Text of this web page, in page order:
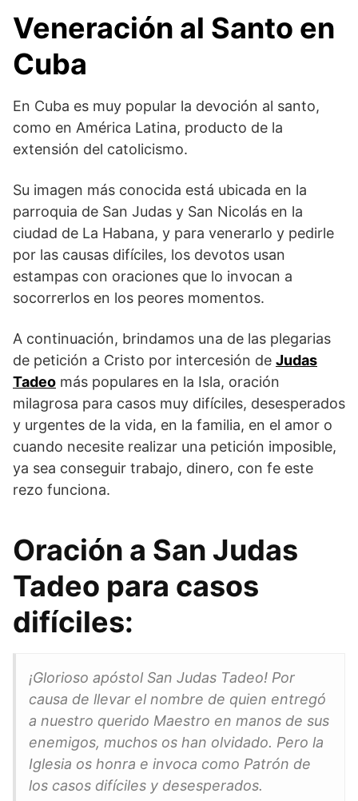
Veneración al Santo en
Cuba
En Cuba es muy popular la devoción al santo,
como en América Latina, producto de la
extensión del catolicismo.
Su imagen más conocida está ubicada en la
parroquia de San Judas y San Nicolás en la
ciudad de La Habana, y para venerarlo y pedirle
por las causas difíciles, los devotos usan
estampas con oraciones que lo invocan a
socorrerlos en los peores momentos.
A continuación, brindamos una de las plegarias
de petición a Cristo por intercesión de Judas
Tadeo más populares en la Isla, oración
milagrosa para casos muy difíciles, desesperados
y urgentes de la vida, en la familia, en el amor o
cuando necesite realizar una petición imposible,
ya sea conseguir trabajo, dinero, con fe este
rezo funciona.
Oración a San Judas
Tadeo para casos
difíciles:
¡Glorioso apóstol San Judas Tadeo! Por
causa de llevar el nombre de quien entregó
a nuestro querido Maestro en manos de sus
enemigos, muchos os han olvidado. Pero la
Iglesia os honra e invoca como Patrón de
los casos difíciles y desesperados.